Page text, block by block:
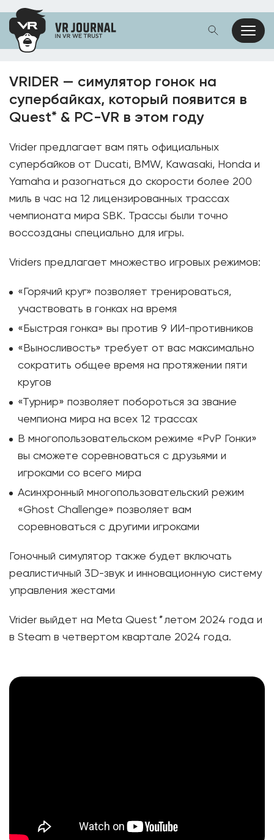
VRIDER — симулятор гонок на
супербайках, который появится в
Quest* & PC-VR в этом году
Vrider предлагает вам пять официальных
супербайков от Ducati, BMW, Kawasaki, Honda и
Yamaha и разогнаться до скорости более 200
миль в час на 12 лицензированных трассах
чемпионата мира SBK. Трассы были точно
воссозданы специально для игры.
Vriders предлагает множество игровых режимов:
«Горячий круг» позволяет тренироваться,
участвовать в гонках на время
«Быстрая гонка» вы против 9 ИИ-противников
«Выносливость» требует от вас максимально
сократить общее время на протяжении пяти
кругов
«Турнир» позволяет побороться за звание
чемпиона мира на всех 12 трассах
В многопользовательском режиме «PvP Гонки»
вы сможете соревноваться с друзьями и
игроками со всего мира
Асинхронный многопользовательский режим
«Ghost Challenge» позволяет вам
соревноваться с другими игроками
Гоночный симулятор также будет включать
реалистичный 3D-звук и инновационную систему
управления жестами
Vrider выйдет на Meta Quest *летом 2024 года и
в Steam в четвертом квартале 2024 года.